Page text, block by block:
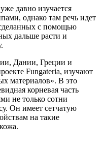
давно изучается
однако там речь идет
с помощью
дальше расти и
Дании, Греции и
Fungateria, изучают
материалов». В это
корневая часть
не только сотни
Он имеет сетчатую
на такие